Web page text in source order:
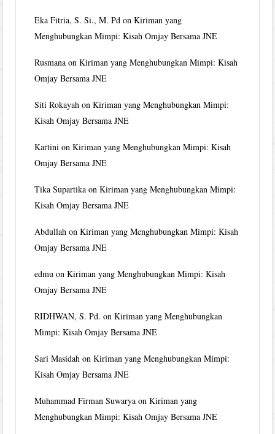
Eka Fitria, S. Si., M. Pd onKiriman yang
Menghubungkan Mimpi: Kisah Omjay Bersama JNE
Rusmana onKiriman yang Menghubungkan Mimpi: Kisah
Omjay Bersama JNE
Siti Rokayah onKiriman yang Menghubungkan Mimpi:
Kisah Omjay Bersama JNE
Kartini onKiriman yang Menghubungkan Mimpi: Kisah
Omjay Bersama JNE
Tika Supartika onKiriman yang Menghubungkan Mimpi:
Kisah Omjay Bersama JNE
Abdullah onKiriman yang Menghubungkan Mimpi: Kisah
Omjay Bersama JNE
edmu onKiriman yang Menghubungkan Mimpi: Kisah
Omjay Bersama JNE
RIDHWAN, S. Pd. onKiriman yang Menghubungkan
Mimpi: Kisah Omjay Bersama JNE
Sari Masidah onKiriman yang Menghubungkan Mimpi:
Kisah Omjay Bersama JNE
Muhammad Firman Suwarya onKiriman yang
Menghubungkan Mimpi: Kisah Omjay Bersama JNE